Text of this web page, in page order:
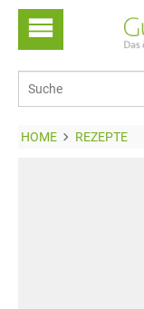
HOME REZEPTE